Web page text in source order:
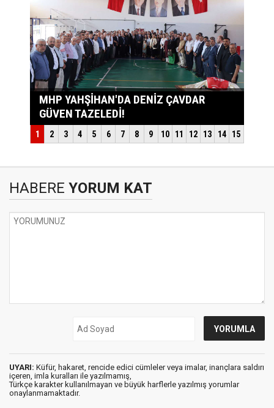
HABERE YORUM KAT
UYARI: Küfür, hakaret, rencide edici cümleler veya imalar, inançlara saldırı
içeren, imla kuralları ile yazılmamış,
Türkçe karakter kullanılmayan ve büyük harflerle yazılmış yorumlar
onaylanmamaktadır.